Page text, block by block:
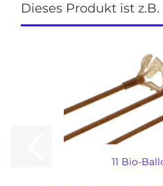
Dieses Produkt ist
11 Bio-